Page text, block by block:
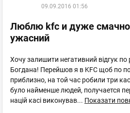
відгуків: 0
Київ, Осокорки - Позняки -
+38050 383 7749
Пн–Нд 07:00 - 23:30
відгуків: 0
09.09.2016 01:56
Люблю kfc и дуже смачно
ужасний
Хочу залишити негативний відгук по
Богдана! Перейшов я в KFC щоб по
приблизно, на той час робили три
було найменше людей, получается
націй касі виконував... Показати